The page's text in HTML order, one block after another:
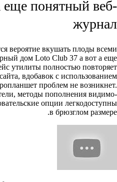
еще понятный веб-
журнал
вероятие вкушать плоды всеми
дом Loto Club 37 а вот а еще
утилиты полностью повторяет
вдобавок с использованием
проблем не возникнет.
методы пополнения видимо-
опции легкодоступны
в брюзглом размере.